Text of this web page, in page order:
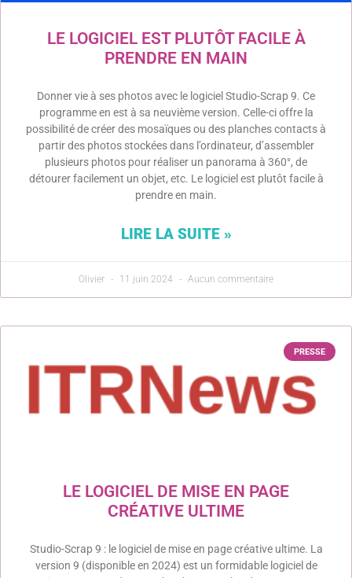
LE LOGICIEL EST PLUTÔT FACILE À
PRENDRE EN MAIN
Donner vie à ses photos avec le logiciel Studio-Scrap 9. Ce
programme en est à sa neuvième version. Celle-ci offre la
possibilité de créer des mosaïques ou des planches contacts à
partir des photos stockées dans l’ordinateur, d’assembler
plusieurs photos pour réaliser un panorama à 360°, de
détourer facilement un objet, etc. Le logiciel est plutôt facile à
prendre en main.
LIRE LA SUITE »
Olivier 11 juin 2024 Aucun commentaire
PRESSE
LE LOGICIEL DE MISE EN PAGE
CRÉATIVE ULTIME
Studio-Scrap 9 : le logiciel de mise en page créative ultime. La
version 9 (disponible en 2024) est un formidable logiciel de